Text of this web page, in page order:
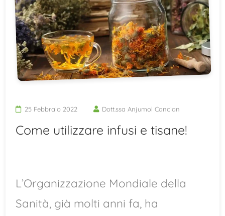
25 Febbraio 2022 Dott.ssa Anjumol Cancian
Come utilizzare infusi e tisane!
L’Organizzazione Mondiale della
Sanità, già molti anni fa, ha